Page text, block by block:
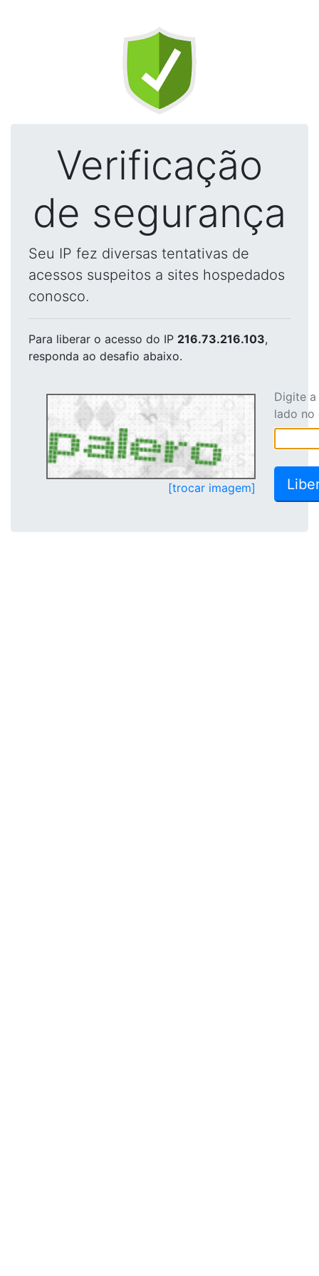
Verificação
de segurança
Seu IP fez diversas tentativas de
acessos suspeitos a sites hospedados
conosco.
Para liberar o acesso do IP 216.73.216.103,
responda ao desafio abaixo.
[trocar imagem]
Digite
lado no